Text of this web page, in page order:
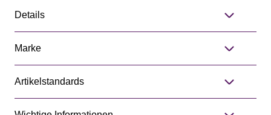
Details
Marke
Artikelstandards